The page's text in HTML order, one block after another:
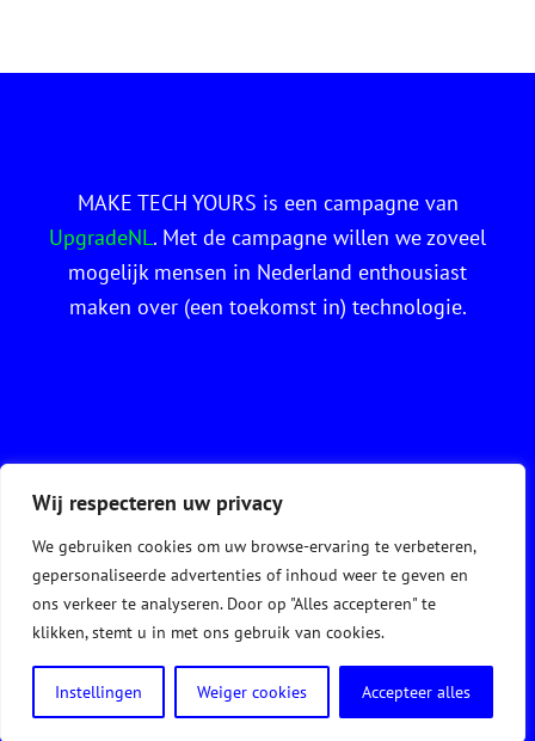
Wij respecteren uw privacy
We gebruiken cookies om uw browse-ervaring te verbeteren,
gepersonaliseerde advertenties of inhoud weer te geven en
ons verkeer te analyseren. Door op "Alles accepteren" te
klikken, stemt u in met ons gebruik van cookies.
Instellingen Weiger cookies Accepteer alles
MAKE TECH YOURS is een campagne van
UpgradeNL. Met de campagne willen we zoveel
mogelijk mensen in Nederland enthousiast
maken over (een toekomst in) technologie.
Copyright -2026
Facebook
Instagram
TwitterLinkedIn